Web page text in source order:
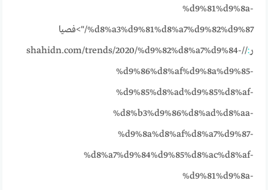
%d9%81%d9%8a-
%d8%a3%d9%81%d8%a7%d9%82%d9%87/">فصيا
ر:
//shahidn.com/trends/2020/%d9%82%d8%a7%d9%84-
%d9%86%d8%af%d9%8a%d9%85-
%d9%85%d8%ad%d9%85%d8%af-
%d8%b3%d9%86%d8%ad%d8%aa-
%d9%8a%d8%af%d8%a7%d9%87-
%d8%a7%d9%84%d9%85%d8%ac%d8%af-
%d9%81%d9%8a-